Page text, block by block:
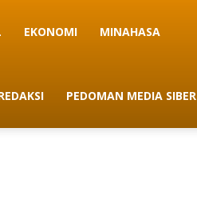
EKONOMI MINAHASA
PEDOMAN MEDIA SIBER